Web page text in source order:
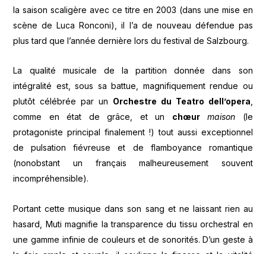
la saison scaligère avec ce titre en 2003 (dans une mise en
scène de Luca Ronconi), il l’a de nouveau défendue pas
plus tard que l’année dernière lors du festival de Salzbourg.
La qualité musicale de la partition donnée dans son
intégralité est, sous sa battue, magnifiquement rendue ou
plutôt célébrée par un Orchestre du Teatro dell’opera,
comme en état de grâce, et un chœur maison (le
protagoniste principal finalement !) tout aussi exceptionnel
de pulsation fiévreuse et de flamboyance romantique
(nonobstant un français malheureusement souvent
incompréhensible).
Portant cette musique dans son sang et ne laissant rien au
hasard, Muti magnifie la transparence du tissu orchestral en
une gamme infinie de couleurs et de sonorités. D’un geste à